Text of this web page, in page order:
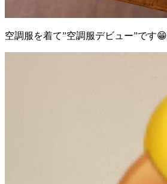
空調服を着て”空調服デビュー”です😁